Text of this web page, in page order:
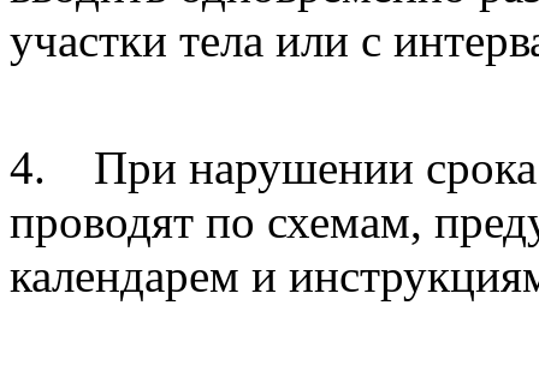
участки тела или с
4. При нарушении срока
проводят по схемам,
календарем и